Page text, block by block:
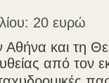
20 ευρώ
Αθήνα και τη
από τον